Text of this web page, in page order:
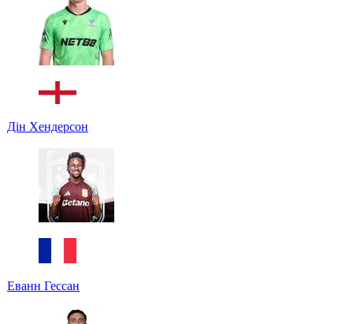
Дін Хендерсон
Еванн Гессан